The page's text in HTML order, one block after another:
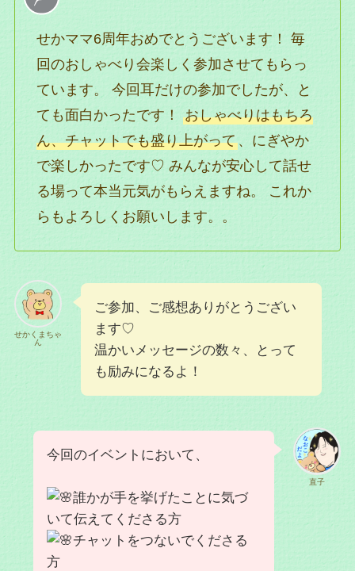
せかママ6周年おめでとうございます！ 毎
回のおしゃべり会楽しく参加させてもらっ
ています。 今回耳だけの参加でしたが、と
ても面白かったです！ おしゃべりはもちろ
ん、チャットでも盛り上がって、にぎやか
で楽しかったです♡ みんなが安心して話せ
る場って本当元気がもらえますね。 これか
らもよろしくお願いします。。
せかくまちゃ
ん
ご参加、ご感想ありがとうござい
ます♡
温かいメッセージの数々、とって
も励みになるよ！
直子
今回のイベントにおいて、
誰かが手を挙げたことに気づ
いて伝えてくださる方ㅤㅤㅤ
チャットをつないでくださる
方